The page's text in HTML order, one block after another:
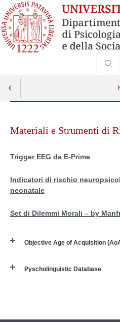
contentMateriali e Strumenti di
Trigger EEG da E-Prime
Indicatori di rischio
neonatale
Set di Dilemmi Morali – by
Objective Age of Acquisition
Pyscholinguistic Database